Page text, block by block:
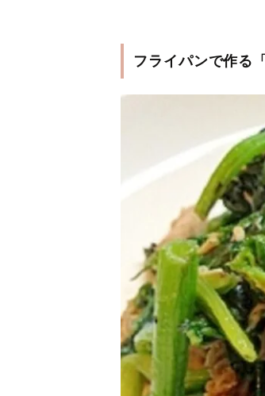
フライパンで作る